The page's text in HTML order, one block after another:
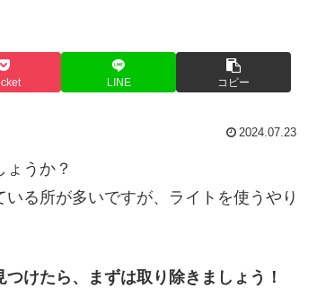
LINE コピー
2024.07.23
うか？
る所が多いですが、ライトを使うやり
けたら、まずは取り除きましょう！